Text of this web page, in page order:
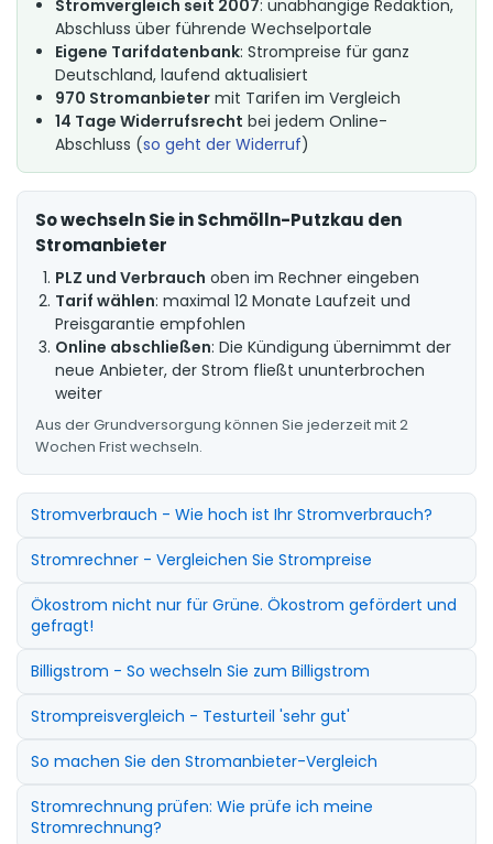
Stromvergleich seit 2007: unabhängige Redaktion,
Abschluss über führende Wechselportale
Eigene Tarifdatenbank: Strompreise für ganz
Deutschland, laufend aktualisiert
970 Stromanbieter mit Tarifen im Vergleich
14 Tage Widerrufsrecht bei jedem Online-
Abschluss (so geht der Widerruf)
So wechseln Sie in Schmölln-Putzkau den
Stromanbieter
PLZ und Verbrauch oben im Rechner eingeben
Tarif wählen: maximal 12 Monate Laufzeit und
Preisgarantie empfohlen
Online abschließen: Die Kündigung übernimmt der
neue Anbieter, der Strom fließt ununterbrochen
weiter
Aus der Grundversorgung können Sie jederzeit mit 2
Wochen Frist wechseln.
Stromverbrauch - Wie hoch ist Ihr Stromverbrauch?
Stromrechner - Vergleichen Sie Strompreise
Ökostrom nicht nur für Grüne. Ökostrom gefördert und
gefragt!
Billigstrom - So wechseln Sie zum Billigstrom
Strompreisvergleich - Testurteil 'sehr gut'
So machen Sie den Stromanbieter-Vergleich
Stromrechnung prüfen: Wie prüfe ich meine
Stromrechnung?